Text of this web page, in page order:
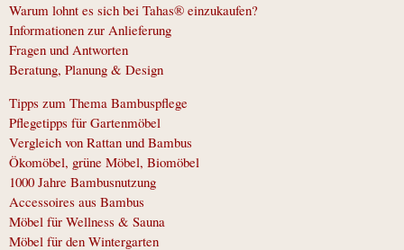
Warum lohnt es sich bei Tahas® einzukaufen?
Informationen zur Anlieferung
Fragen und Antworten
Beratung, Planung & Design
Tipps zum Thema Bambuspflege
Pflegetipps für Gartenmöbel
Vergleich von Rattan und Bambus
Ökomöbel, grüne Möbel, Biomöbel
1000 Jahre Bambusnutzung
Accessoires aus Bambus
Möbel für Wellness & Sauna
Möbel für den Wintergarten